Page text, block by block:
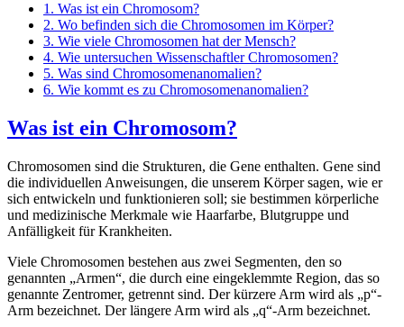
1. Was ist ein Chromosom?
2. Wo befinden sich die Chromosomen im Körper?
3. Wie viele Chromosomen hat der Mensch?
4. Wie untersuchen Wissenschaftler Chromosomen?
5. Was sind Chromosomenanomalien?
6. Wie kommt es zu Chromosomenanomalien?
Was ist ein Chromosom?
Chromosomen sind die Strukturen, die Gene enthalten. Gene sind
die individuellen Anweisungen, die unserem Körper sagen, wie er
sich entwickeln und funktionieren soll; sie bestimmen körperliche
und medizinische Merkmale wie Haarfarbe, Blutgruppe und
Anfälligkeit für Krankheiten.
Viele Chromosomen bestehen aus zwei Segmenten, den so
genannten „Armen“, die durch eine eingeklemmte Region, das so
genannte Zentromer, getrennt sind. Der kürzere Arm wird als „p“-
Arm bezeichnet. Der längere Arm wird als „q“-Arm bezeichnet.